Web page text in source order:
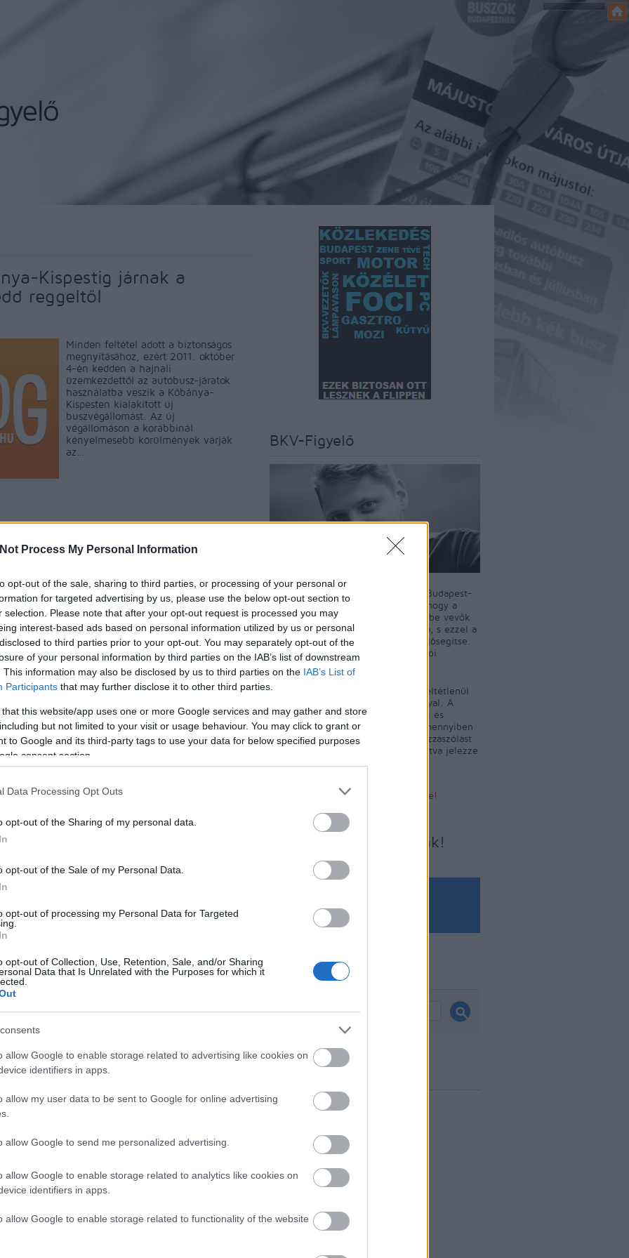
Process My Personal Information
opt-out of the sale, sharing to third parties, or processing of your personal or
for targeted advertising by us, please use the below opt-out section to
selection. Please note that after your opt-out request is processed you may
interest-based ads based on personal information utilized by us or personal
to third parties prior to your opt-out. You may separately opt-out of the
of your personal information by third parties on the IAB’s list of downstream
This information may also be disclosed by us to third parties on the IAB’s List of
Participants that may further disclose it to other third parties.
that this website/app uses one or more Google services and may gather and store
but not limited to your visit or usage behaviour. You may click to grant or
to Google and its third-party tags to use your data for below specified purposes
consent section.
Data Processing Opt Outs
opt-out of the Sharing of my personal data.
opt-out of the Sale of my Personal Data.
opt-out of processing my Personal Data for Targeted
opt-out of Collection, Use, Retention, Sale, and/or Sharing
Data that Is Unrelated with the Purposes for which it
allow Google to enable storage related to advertising like cookies on
identifiers in apps.
allow my user data to be sent to Google for online advertising
allow Google to send me personalized advertising.
allow Google to enable storage related to analytics like cookies on
identifiers in apps.
allow Google to enable storage related to functionality of the website
Kispestig járnak a
reggeltől
Minden feltétel adott a biztonságos
megnyitásához, ezért 2011. október
4-én kedden a hajnali
üzemkezdettől az autóbusz-járatok
használatba veszik a Kőbánya-
Kispesten kialakított új
buszvégállomást. Az új
végállomáson a korábbinál
kényelmesebb körülmények várják
az…
Köki kivitelezése, kötbért
Elhúzódtak a Köki Terminál bevásárlóközpont
beruházója által végzett, általa vállalt
kivitelezési munkák, ezért bizonytalan ideig
továbbra is a jelenleg is érvényes forgalmi rend
BKV és a Budapesti Közlekedési Központ…
köki kötbér terminál bkk
Tetszik 0
a Kőbánya-Kispesti
Olvasónk, Norbert szerint a BKV túlbonyolította
menetidők megnőttek. Szerinte a forgalmat nem
a Budapest Liszt Ferenc Nemzetközi Repülőtérre
kellene elvezetni, hanem a párhuzamos Vak…
észrevétel vezető köki terminál
BKV-Figyelő
Az oldal szerkesztője Király Dávid Budapest-
szakújságíró. A BKV-Figyelő célja, hogy a
budapesti tömegközlekedést igénybe vevők
véleményét a nyilvánosság elé tárja, s ezzel a
közösségi közlekedés fejlődését elősegítse.
A blog nem tényeket, hanem olvasói
észrevételeket közöl.
A BKV-Figyelő szerkesztője nem feltétlenül
ért egyet a közölt levelek tartalmával. A
megjelent levelek szerkesztésének és
rövidítésének jogát fenntartjuk. Amennyiben
a BKV-Figyelőn sértő tartalmat, hozzászólást
talál, kérjük, az alábbi linkre kattintva jelezze
Sértő tartalom bejelentése!
Írjon nekünk!
Keresés